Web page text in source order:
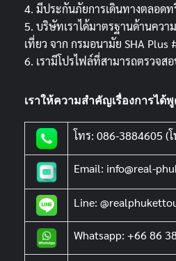
4. มีประกันภัยการเดินทางตลอด
5. บริษัทเราได้มาตรฐานด้านคว
เที่ยว จาก กรมอนามัย SHA Plus
6. เรามีโปรไฟล์ที่สามารถตรวจสอ
เราให้ความสำคัญเรื่องการได้
โทร: 086-3884605 (
Email: info@real-
Line:
Whatsapp: +66 86